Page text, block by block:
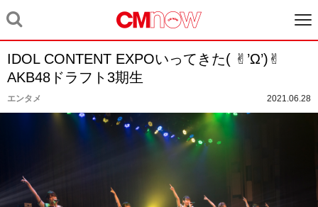
IDOL CONTENT EXPOいってきた( ✌︎’Ω’)✌︎
AKB48ドラフト3期生
エンタメ 2021.06.28